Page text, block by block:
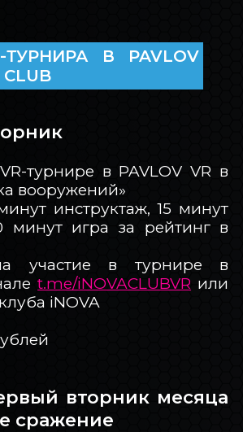
В PAVLOV
турнире в PAVLOV VR в
вооружений»
инструктаж, 15 минут
минут игра за рейтинг в
участие в турнире в
t.me/iNOVACLUBVR или
iNOVA
вторник месяца
сражение